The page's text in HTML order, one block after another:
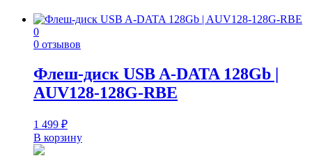
0
0 отзывов
Флеш-диск USB A-DATA 128Gb |
AUV128-128G-RBE
1 499 ₽
В корзину